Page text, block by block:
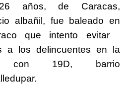
años, de Caracas,
albañil, fue baleado en
que intento evitar
a los delincuentes en la
con 19D, barrio